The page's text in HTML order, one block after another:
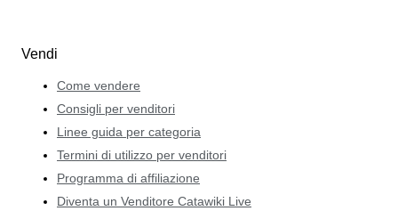
Vendi
Come vendere
Consigli per venditori
Linee guida per categoria
Termini di utilizzo per venditori
Programma di affiliazione
Diventa un Venditore Catawiki Live